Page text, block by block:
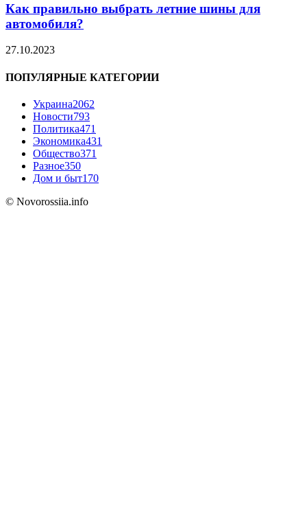
Как правильно выбрать летние шины для
автомобиля?
27.10.2023
ПОПУЛЯРНЫЕ КАТЕГОРИИ
Украина2062
Новости793
Политика471
Экономика431
Общество371
Разное350
Дом и быт170
© Novorossiia.info